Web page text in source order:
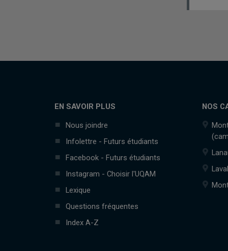
EN SAVOIR PLUS
Nous joindre
Infolettre - Futurs étudiants
Facebook - Futurs étudiants
Instagram - Choisir l'UQAM
Lexique
Questions fréquentes
Index A-Z
NOS
Laval